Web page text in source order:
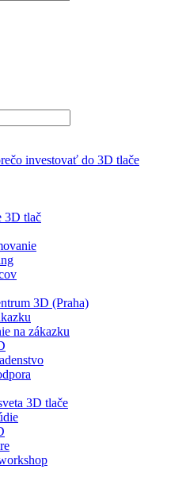
investovať do 3D tlače
3D tlač
3D (Praha)
na zákazku
3D tlače